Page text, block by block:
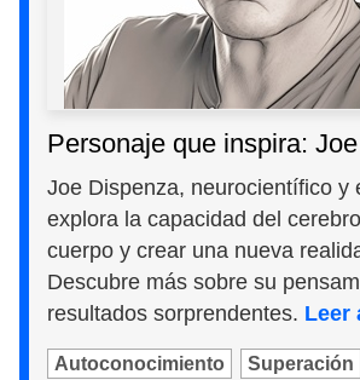
Personaje que inspira:
Joe Dispenza, neurocientífico y
explora la capacidad del
cuerpo y crear una nueva
Descubre más sobre su
resultados sorprendentes. Leer
Autoconocimiento Superación